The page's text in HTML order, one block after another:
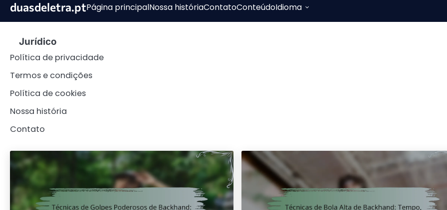
Skipduasdeletra.ptPágina principalNossa históriaContatoConteúdoIdioma
Jurídico
Política de privacidade
Termos e condições
Política de cookies
Nossa história
Contato